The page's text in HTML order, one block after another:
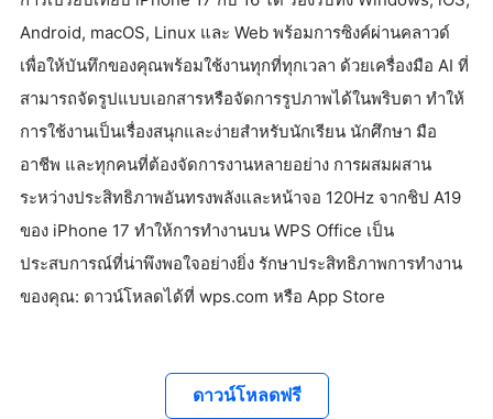
Android, macOS, Linux และ Web พร้อมการซิงค์ผ่านคลาวด์
เพื่อให้บันทึกของคุณพร้อมใช้งานทุกที่ทุกเวลา ด้วยเครื่องมือ AI ที่
สามารถจัดรูปแบบเอกสารหรือจัดการรูปภาพได้ในพริบตา ทำให้
การใช้งานเป็นเรื่องสนุกและง่ายสำหรับนักเรียน นักศึกษา มือ
อาชีพ และทุกคนที่ต้องจัดการงานหลายอย่าง การผสมผสาน
ระหว่างประสิทธิภาพอันทรงพลังและหน้าจอ 120Hz จากชิป A19
ของ iPhone 17 ทำให้การทำงานบน WPS Office เป็น
ประสบการณ์ที่น่าพึงพอใจอย่างยิ่ง รักษาประสิทธิภาพการทำงาน
ของคุณ: ดาวน์โหลดได้ที่ wps.com หรือ App Store
ดาวน์โหลดฟรี